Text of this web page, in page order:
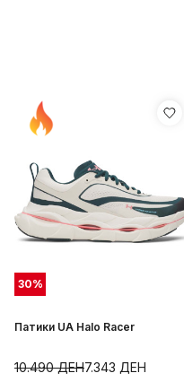
30%
Патики UA Halo Racer
7.343 ДЕН
10.490ДЕН